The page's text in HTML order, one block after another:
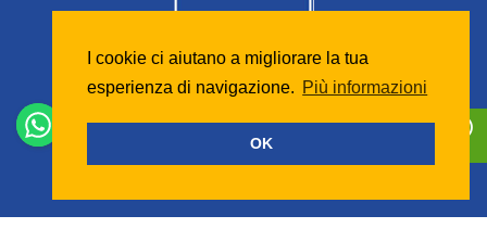
I cookie ci aiutano a migliorare la tua
esperienza di navigazione. Più informazioni
OK